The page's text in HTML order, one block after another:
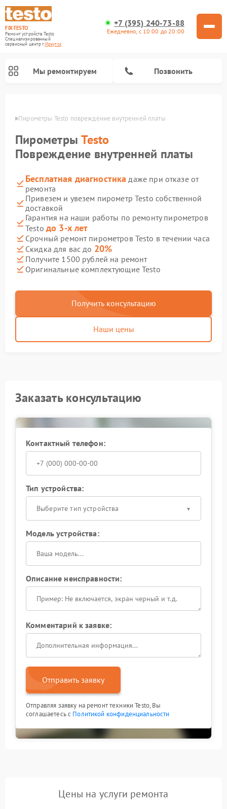
FIX-TESTO
Ремонт устройств Testo
Специализированный
cервисный центр г.Иркутск
+7 (395) 240-73-88
Ежедневно, с 10:00 до 20:00
Мы ремонтируем Позвонить
Пирометры Testo повреждение внутренней платы
ПирометрыTesto
Повреждение внутренней платы
Бесплатная диагностика даже при отказе от
ремонта
Привезем и увезем пирометр Testo собственной
доставкой
Гарантия на наши работы по ремонту пирометров
Testo до 3-х лет
Срочный ремонт пирометров Testo в течении часа
Скидка для вас до 20%
Получите 1500 рублей на ремонт
Оригинальные комплектующие Testo
Получить консультацию
Наши цены
Заказать консультацию
Контактный телефон:
Тип устройства:
Выберите тип устройства
Модель устройства:
Описание неисправности:
Комментарий к заявке:
Отправить заявку
Отправляя заявку на ремонт техники Testo, Вы
соглашаетесь с Политикой конфиденциальности
Цены на услуги ремонта